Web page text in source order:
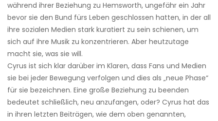
während ihrer Beziehung zu Hemsworth, ungefähr ein Jahr
bevor sie den Bund fürs Leben geschlossen hatten, in der all
ihre sozialen Medien stark kuratiert zu sein schienen, um
sich auf ihre Musik zu konzentrieren. Aber heutzutage
macht sie, was sie will.
Cyrus ist sich klar darüber im Klaren, dass Fans und Medien
sie bei jeder Bewegung verfolgen und dies als „neue Phase“
für sie bezeichnen. Eine große Beziehung zu beenden
bedeutet schließlich, neu anzufangen, oder? Cyrus hat das
in ihren letzten Beiträgen, wie dem oben genannten,